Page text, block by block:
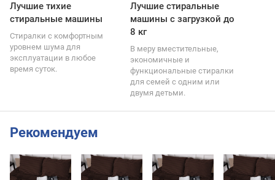
Лучшие тихие
стиральные машины
Стиралки с комфортным
уровнем шума для
эксплуатации в любое
время суток.
Лучшие стиральные
машины с загрузкой до
8 кг
В меру вместительные,
экономичные и
функциональные стиралки
для семей с одним или
двумя детьми.
Рекомендуем